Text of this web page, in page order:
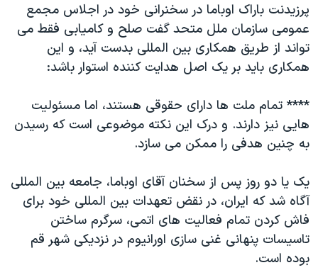
آرشیو پخش زنده
مجموعه مستندهای دادخواهی
تریبونال مردمی آبان ۹۸
دادگاه حمید نوری
چهل سال گروگان‌گیری
قانون شفافیت دارائی کادر رهبری ایران
اعتراضات مردمی آبان ۹۸
اسرائیل در جنگ
نرگس محمدی برنده جایزه نوبل صلح
همایش محافظه‌کاران آمریکا «سی‌پک»
صفحه‌های ویژه
پرزیدنت باراک اوباما در سخنرانی خود در اجلاس مجمع
عمومی سازمان ملل متحد گفت صلح و کامیابی فقط می
تواند از طریق همکاری بین المللی بدست آید، و این
همکاری باید بر یک اصل هدایت کننده استوار باشد:
**** تمام ملت ها دارای حقوقی هستند، اما مسئولیت
هایی نیز دارند. و درک این نکته موضوعی است که رسیدن
به چنین هدفی را ممکن می سازد.
یک یا دو روز پس از سخنان آقای اوباما، جامعه بین المللی
آگاه شد که ایران، در نقض تعهدات بین المللی خود برای
فاش کردن تمام فعالیت های اتمی، سرگرم ساختن
تاسیسات پنهانی غنی سازی اورانیوم در نزدیکی شهر قم
بوده است.